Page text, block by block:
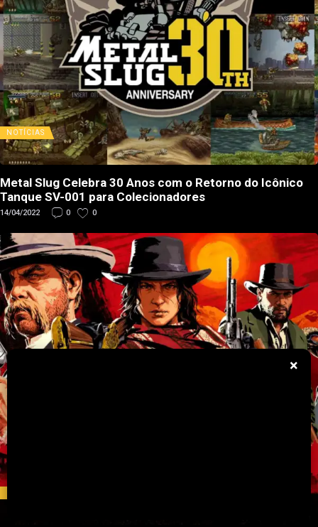
NOTÍCIAS
Metal Slug Celebra 30 Anos com o Retorno do Icônico
Tanque SV-001 para Colecionadores
14/04/2022 0 0
×